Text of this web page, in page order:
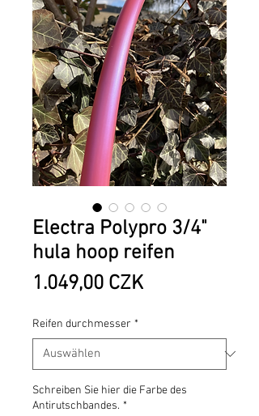
Electra Polypro 3/4"
hula hoop reifen
1.049,00 CZKPreis
Reifen durchmesser *
Schreiben Sie hier die Farbe des
Antirutschbandes. *